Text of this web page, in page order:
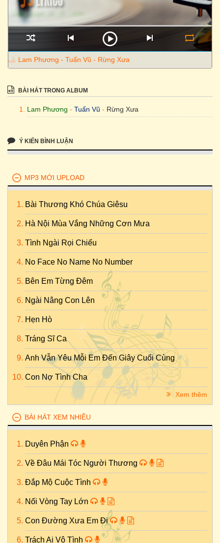
Lam Phương - Tuấn Vũ - Rừng Xưa
BÀI HÁT TRONG ALBUM
Lam Phương - Tuấn Vũ - Rừng Xưa
Ý KIẾN BÌNH LUẬN
MP3 MỚI UPLOAD
Bài Thương Khó Chúa Giêsu
Hà Nội Mùa Vắng Những Cơn Mưa
Tình Ngài Rọi Chiếu
No Face No Name No Number
Bên Em Từng Đêm
Ngài Nâng Con Lên
Hẹn Hò
Tráng Sĩ Ca
Anh Vẫn Yêu Mỗi Em Đến Giây Cuối Cùng
Con Nợ Tình Cha
Xem thêm
BÀI HÁT XEM NHIỀU
Duyên Phận
Về Đâu Mái Tóc Người Thương
Đắp Mộ Cuộc Tình
Nối Vòng Tay Lớn
Con Đường Xưa Em Đi
Trách Ai Vô Tình